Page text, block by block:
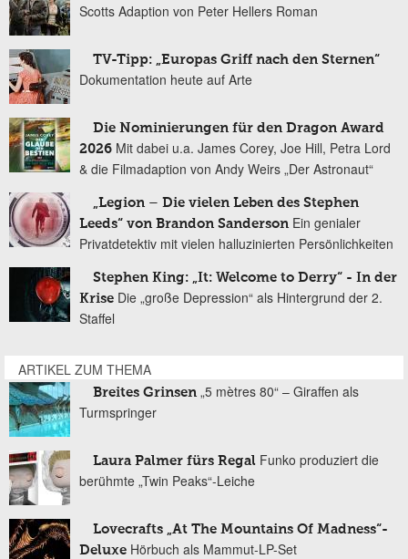
Scotts Adaption von Peter Hellers Roman
TV-Tipp: „Europas Griff nach den Sternen“
Dokumentation heute auf Arte
Die Nominierungen für den Dragon Award
2026 Mit dabei u.a. James Corey, Joe Hill, Petra Lord
& die Filmadaption von Andy Weirs „Der Astronaut“
„Legion – Die vielen Leben des Stephen
Leeds“ von Brandon Sanderson Ein genialer
Privatdetektiv mit vielen halluzinierten Persönlichkeiten
Stephen King: „It: Welcome to Derry“ - In der
Krise Die „große Depression“ als Hintergrund der 2.
Staffel
ARTIKEL ZUM THEMA
Breites Grinsen „5 mètres 80“ – Giraffen als
Turmspringer
Laura Palmer fürs Regal Funko produziert die
berühmte „Twin Peaks“-Leiche
Lovecrafts „At The Mountains Of Madness“-
Deluxe Hörbuch als Mammut-LP-Set